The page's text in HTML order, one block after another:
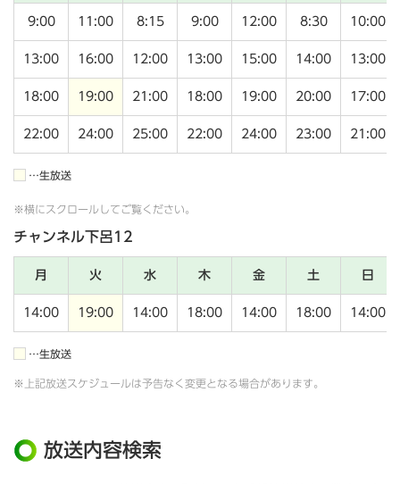
9:00 11:00 8:15 9:00 12:00 8:30 10:00
13:00 16:00 12:00 13:00 15:00 14:00 13:00
18:00 19:00 21:00 18:00 19:00 20:00 17:00
22:00 24:00 25:00 22:00 24:00 23:00 21:00
…生放送
※横にスクロールしてご覧ください。
チャンネル下呂12
月 火 水 木 金 土 日
14:00 19:00 14:00 18:00 14:00 18:00 14:00
…生放送
※上記放送スケジュールは予告なく変更となる場合があります。
放送内容検索